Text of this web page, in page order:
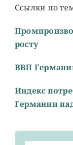
Ссылки по
росту
ВВП
Индекс
Германии